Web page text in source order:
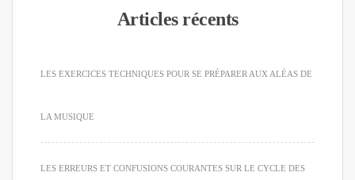
Articles récents
LES EXERCICES TECHNIQUES POUR SE PRÉPARER AUX ALÉAS DE
LA MUSIQUE
LES ERREURS ET CONFUSIONS COURANTES SUR LE CYCLE DES